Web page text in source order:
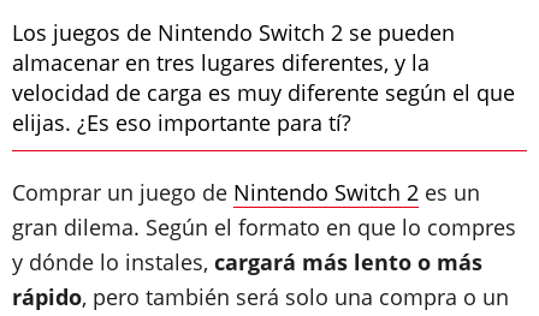
Los juegos de Nintendo Switch 2 se pueden
almacenar en tres lugares diferentes, y la
velocidad de carga es muy diferente según el que
elijas. ¿Es eso importante para tí?
Comprar un juego de Nintendo Switch 2 es un
gran dilema. Según el formato en que lo compres
y dónde lo instales, cargará más lento o más
rápido, pero también será solo una compra o un